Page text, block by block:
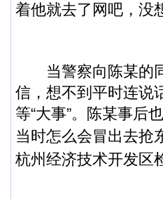
着他就去了网吧，没
当警察向陈某的同
信，想不到平时连说
等“大事”。陈某事后
当时怎么会冒出去抢
杭州经济技术开发区